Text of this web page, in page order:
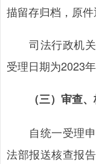
描留存归档，原件
司法行政机关
受理日期为2023年
（三）审查
自统一受理申
法部报送核查报